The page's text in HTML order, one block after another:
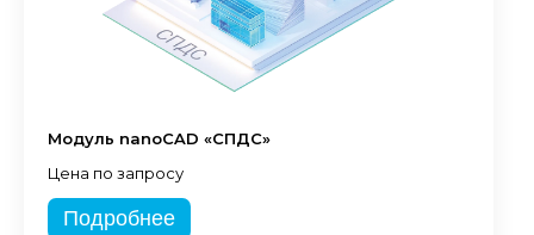
Модуль nanoCAD «СПДС»
Цена по запросу
Подробнее